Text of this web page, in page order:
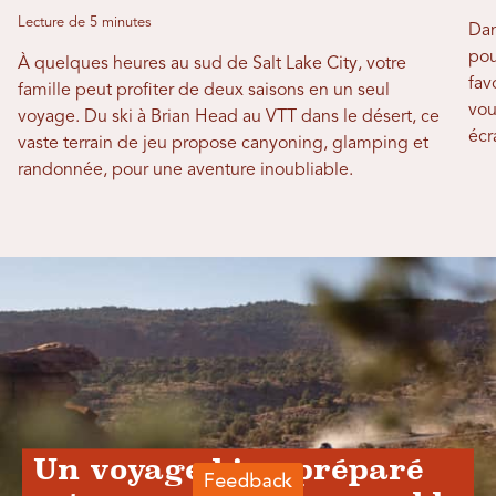
Lecture de 5 minutes
À quelques heures au sud de Salt Lake City, votre
famille peut profiter de deux saisons en un seul
voyage. Du ski à Brian Head au VTT dans le désert, ce
vaste terrain de jeu propose canyoning, glamping et
randonnée, pour une aventure inoubliable.
Un voyage bien préparé